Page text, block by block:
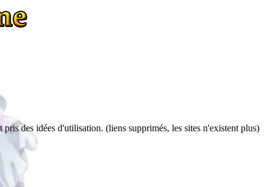
des idées d'utilisation. (liens supprimés, les sites n'existent plus)